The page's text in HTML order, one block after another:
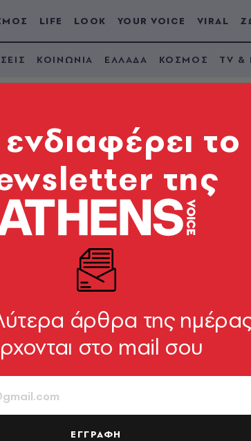
LIFE LOOK YOUR VOICE VIRAL
ΚΟΙΝΩΝΙΑ ΕΛΛΑΔΑ ΚΟΣΜΟΣ TV &
Φώφης
από τον Βενιζέλο, μετά τις εκλογές
το
της
άρθρα της
στο mail σου
ΕΓΓΡΑΦΗ